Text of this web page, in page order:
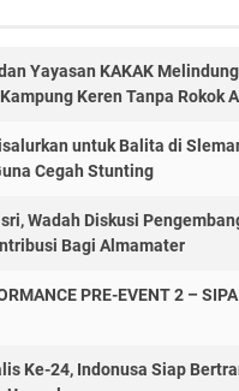
Yayasan KAKAK
Keren Tanpa Rokok
untuk Balita di
Cegah Stunting
Wadah Diskusi
Bagi Almamater
PRE-EVENT 2 –
Ke-24, Indonusa Siap